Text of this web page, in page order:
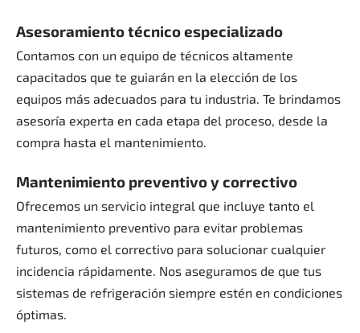
Asesoramiento técnico especializado
Contamos con un equipo de técnicos altamente
capacitados que te guiarán en la elección de los
equipos más adecuados para tu industria. Te brindamos
asesoría experta en cada etapa del proceso, desde la
compra hasta el mantenimiento.
Mantenimiento preventivo y correctivo
Ofrecemos un servicio integral que incluye tanto el
mantenimiento preventivo para evitar problemas
futuros, como el correctivo para solucionar cualquier
incidencia rápidamente. Nos aseguramos de que tus
sistemas de refrigeración siempre estén en condiciones
óptimas.